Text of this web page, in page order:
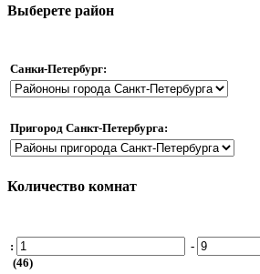
Выберете район
Санки-Петербург:
Пригород Санкт-Петербурга:
Количество комнат
:
-
(46)